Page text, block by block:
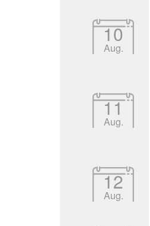
10
Aug.
11
Aug.
12
Aug.